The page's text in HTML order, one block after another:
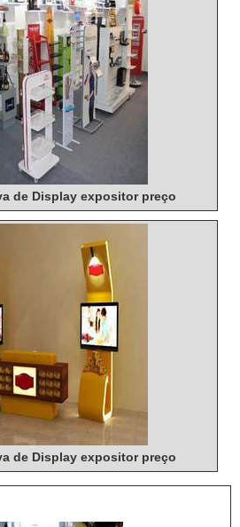
de Display expositor preço
de Display expositor preço